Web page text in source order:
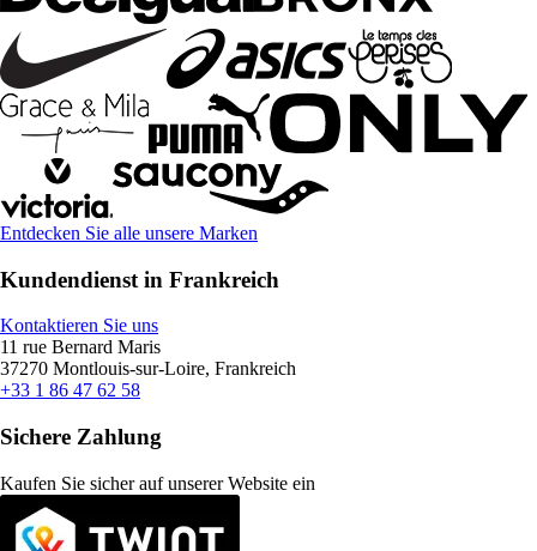
Entdecken Sie alle unsere Marken
Kundendienst in Frankreich
Kontaktieren Sie uns
11 rue Bernard Maris
37270 Montlouis-sur-Loire, Frankreich
+33 1 86 47 62 58
Sichere Zahlung
Kaufen Sie sicher auf unserer Website ein